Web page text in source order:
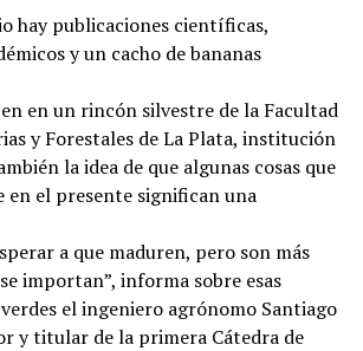
hay publicaciones científicas,
y un cacho de bananas
en un rincón silvestre de la Facultad
y Forestales de La Plata, institución
la idea de que algunas cosas que
en el presente significan una
a que maduren, pero son más
importan”, informa sobre esas
el ingeniero agrónomo Santiago
y titular de la primera Cátedra de